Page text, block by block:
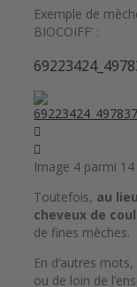
Exemple de
BIOCOIFF’ :
Image 4 parmi 14
Toutefois, au
cheveux de
de fines mèches.
En d’autres
ou de loin de